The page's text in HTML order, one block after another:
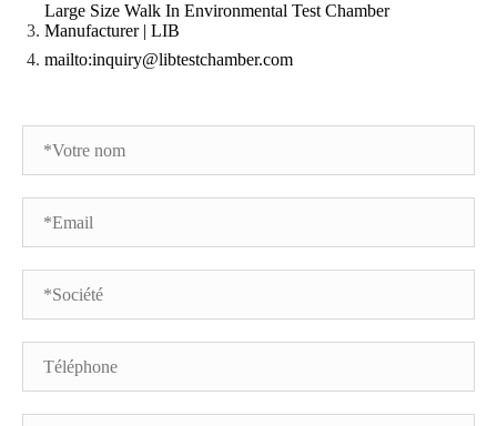
Large Size Walk In Environmental Test Chamber
Manufacturer | LIB
mailto:inquiry@libtestchamber.com